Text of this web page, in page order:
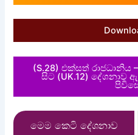
(S.28) එක්සත් රාජධානිය
සිට (UK.12) දේශනාව
මෙම කෙටි දේශනාව